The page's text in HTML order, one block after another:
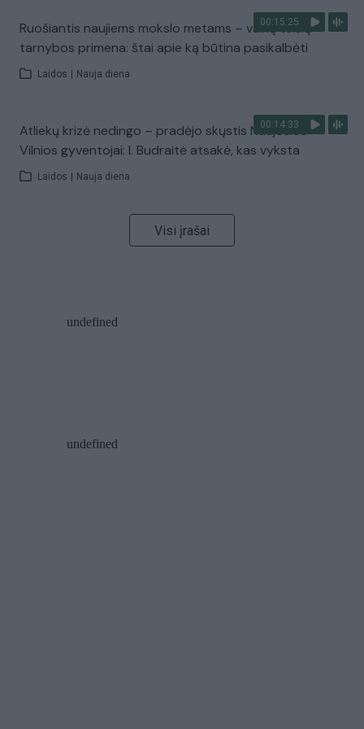
00:15:25
Ruošiantis naujiems mokslo metams – vaikų teisių
tarnybos primena: štai apie ką būtina pasikalbėti
Laidos Nauja diena
00:14:33
Atliekų krizė nedingo – pradėjo skųstis Naujosios
Vilnios gyventojai: I. Budraitė atsakė, kas vyksta
Laidos Nauja diena
Visi įrašai